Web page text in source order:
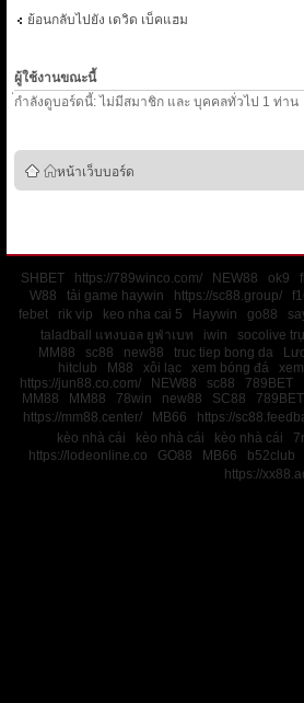
ย้อนกลับไปยัง เดวิด เบ็คแฮม
ผู้ใช้งานขณะนี้
่กำลังดูบอร์ดนี้: ไม่มีสมาชิก และ บุคคลทั่วไป 1 ท่าน
หน้าเว็บบอร์ด
SHBET https://789winco.com/ NEW88 ok9
W88
tải game haywin https://sc88.group/
febet
rik vip keo nha cai 5 Haywin go88
taladball แทงบอล ยูฟ่าเบท
iwin socolive
MM88
sc88 new88 truc tiep bong da
hitclub
M88 xôi lạc xem bóng đá
https://jun88.co.com/
NEW88 sc88 789BET
MM88
MM88 78win new88 SC88 789BET
https://mm88.center/
MB66 https://
kèo nhà cái
kèo nhà cái kèo nhà cái
https://lodeonline.co
GO88 MB66 b52club
https://